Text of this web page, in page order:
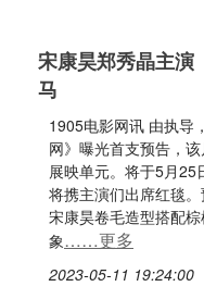
宋康昊郑秀晶主演
马
1905电影网讯 由执导
网》曝光首支预告，
展映单元。将于5月25
将携主演们出席红毯
宋康昊卷毛造型搭配
象……更多
2023-05-11 19:24:00